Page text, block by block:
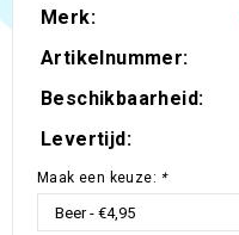
Merk:
Artikelnummer:
Beschikbaarheid:
Levertijd:
Maak een keuze: *